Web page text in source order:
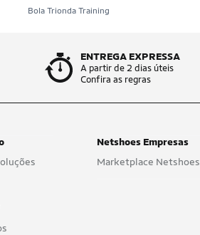
Bola Trionda Training
ENTREGA EXPRESSA
A partir de 2 dias úteis
Confira as regras
Netshoes Empresas
Marketplace Netshoes